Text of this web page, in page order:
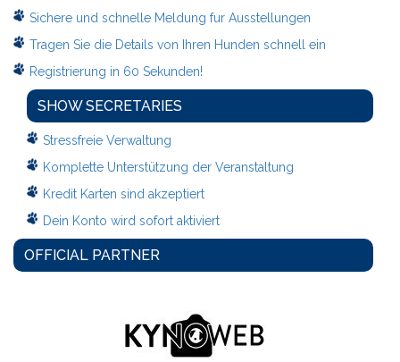
Sichere und schnelle Meldung fur Ausstellungen
Tragen Sie die Details von Ihren Hunden schnell ein
Registrierung in 60 Sekunden!
SHOW SECRETARIES
Stressfreie Verwaltung
Komplette Unterstützung der Veranstaltung
Kredit Karten sind akzeptiert
Dein Konto wird sofort aktiviert
OFFICIAL PARTNER